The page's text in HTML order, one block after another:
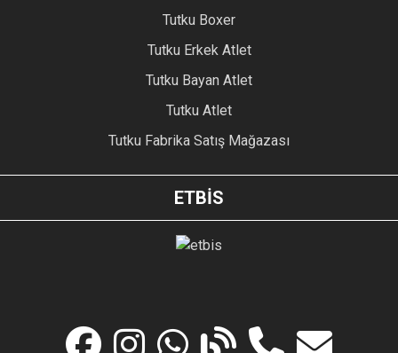
Tutku Boxer
Tutku Erkek Atlet
Tutku Bayan Atlet
Tutku Atlet
Tutku Fabrika Satış Mağazası
ETBİS